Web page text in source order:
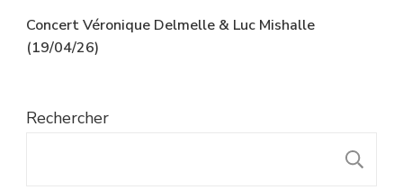
Concert Véronique Delmelle & Luc Mishalle
(19/04/26)
Rechercher